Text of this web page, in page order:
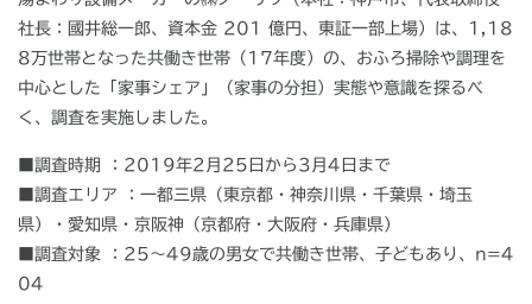
社長：國井総一郎、資本金 201 億円、東証一部上場）は、
1,18
8 万世帯となった共働き世帯（ 17年度）の、おふろ掃除や調理を
中心とした「家事シェア」（家事の分担）実態や意識を探るべ
く、調査を実施しました。
■調査時期 ：2019年2月25日から3月4日まで
■調査エリア ：一都三県（東京都・神奈川県・千葉県・埼玉
県）・愛知県・京阪神（京都府・大阪府・兵庫県）
■調査対象 ：25～49歳の男女で共働き世帯、子どもあり、n=4
04